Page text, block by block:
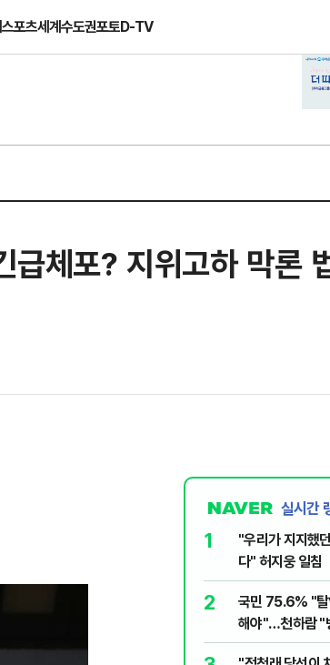
스포츠세계수도권포토D-TV
체포? 지위고하 막론
실시간
1
"우리가 지지했
다" 허지웅 일침
2
국민 75.6% "탈
해야"…천하람 "